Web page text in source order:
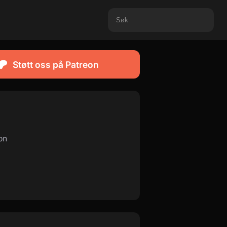
Støtt oss på Patreon